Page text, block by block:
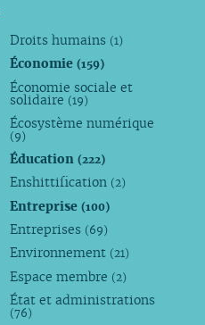
Droits humains (1)
Économie(159)
Économie sociale et
solidaire (19)
Écosystème numérique
(9)
Éducation(222)
Enshittification (2)
Entreprise(100)
Entreprises (69)
Environnement (21)
Espace membre (2)
État et administrations
(76)